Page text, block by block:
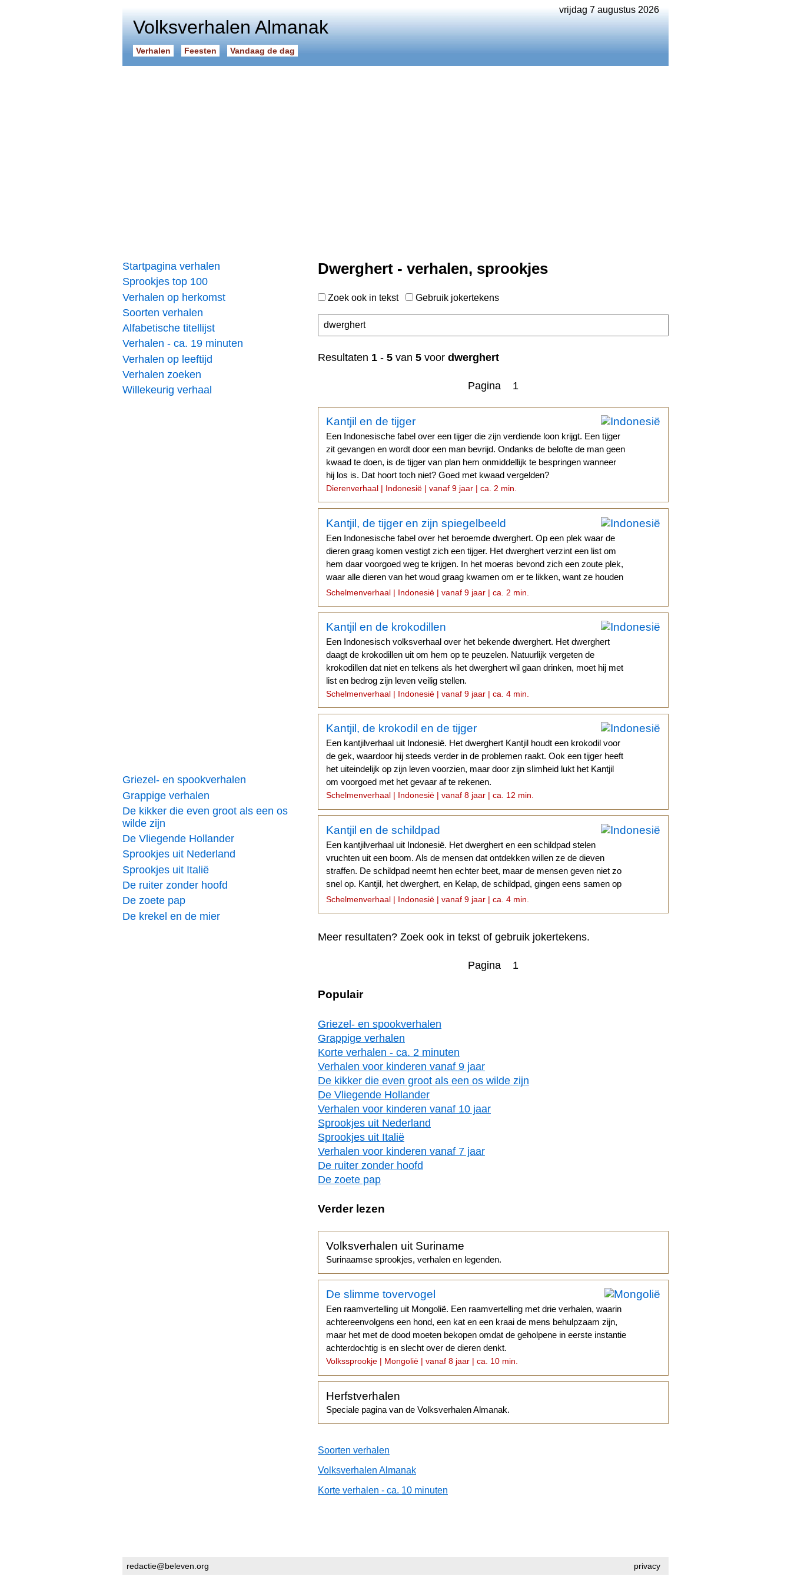
vrijdag 7 augustus 2026
Volksverhalen Almanak
Verhalen Feesten Vandaag de dag
Startpagina verhalen
Sprookjes top 100
Verhalen op herkomst
Soorten verhalen
Alfabetische titellijst
Verhalen - ca. 19 minuten
Verhalen op leeftijd
Verhalen zoeken
Willekeurig verhaal
Griezel- en spookverhalen
Grappige verhalen
De kikker die even groot als een os
wilde zijn
De Vliegende Hollander
Sprookjes uit Nederland
Sprookjes uit Italië
De ruiter zonder hoofd
De zoete pap
De krekel en de mier
Dwerghert - verhalen, sprookjes
Zoek ook in tekst Gebruik jokertekens
Resultaten 1 - 5 van 5 voor dwerghert
Pagina 1
Kantjil en de tijger
Een Indonesische fabel over een tijger die zijn verdiende loon krijgt. Een tijger
zit gevangen en wordt door een man bevrijd. Ondanks de belofte de man geen
kwaad te doen, is de tijger van plan hem onmiddellijk te bespringen wanneer
hij los is. Dat hoort toch niet? Goed met kwaad vergelden?
Dierenverhaal | Indonesië | vanaf 9 jaar | ca. 2 min.
Kantjil, de tijger en zijn spiegelbeeld
Een Indonesische fabel over het beroemde dwerghert. Op een plek waar de
dieren graag komen vestigt zich een tijger. Het dwerghert verzint een list om
hem daar voorgoed weg te krijgen. In het moeras bevond zich een zoute plek,
waar alle dieren van het woud graag kwamen om er te likken, want ze houden
van zout.
Schelmenverhaal | Indonesië | vanaf 9 jaar | ca. 2 min.
Kantjil en de krokodillen
Een Indonesisch volksverhaal over het bekende dwerghert. Het dwerghert
daagt de krokodillen uit om hem op te peuzelen. Natuurlijk vergeten de
krokodillen dat niet en telkens als het dwerghert wil gaan drinken, moet hij met
list en bedrog zijn leven veilig stellen.
Schelmenverhaal | Indonesië | vanaf 9 jaar | ca. 4 min.
Kantjil, de krokodil en de tijger
Een kantjilverhaal uit Indonesië. Het dwerghert Kantjil houdt een krokodil voor
de gek, waardoor hij steeds verder in de problemen raakt. Ook een tijger heeft
het uiteindelijk op zijn leven voorzien, maar door zijn slimheid lukt het Kantjil
om voorgoed met het gevaar af te rekenen.
Schelmenverhaal | Indonesië | vanaf 8 jaar | ca. 12 min.
Kantjil en de schildpad
Een kantjilverhaal uit Indonesië. Het dwerghert en een schildpad stelen
vruchten uit een boom. Als de mensen dat ontdekken willen ze de dieven
straffen. De schildpad neemt hen echter beet, maar de mensen geven niet zo
snel op. Kantjil, het dwerghert, en Kelap, de schildpad, gingen eens samen op
zoek naar voedsel.
Schelmenverhaal | Indonesië | vanaf 9 jaar | ca. 4 min.
Meer resultaten? Zoek ook in tekst of gebruik jokertekens.
Pagina 1
Populair
Griezel- en spookverhalen
Grappige verhalen
Korte verhalen - ca. 2 minuten
Verhalen voor kinderen vanaf 9 jaar
De kikker die even groot als een os wilde zijn
De Vliegende Hollander
Verhalen voor kinderen vanaf 10 jaar
Sprookjes uit Nederland
Sprookjes uit Italië
Verhalen voor kinderen vanaf 7 jaar
De ruiter zonder hoofd
De zoete pap
Verder lezen
Volksverhalen uit Suriname
Surinaamse sprookjes, verhalen en legenden.
De slimme tovervogel
Een raamvertelling uit Mongolië. Een raamvertelling met drie verhalen, waarin
achtereenvolgens een hond, een kat en een kraai de mens behulpzaam zijn,
maar het met de dood moeten bekopen omdat de geholpene in eerste instantie
achterdochtig is en slecht over de dieren denkt.
Volkssprookje | Mongolië | vanaf 8 jaar | ca. 10 min.
Herfstverhalen
Speciale pagina van de Volksverhalen Almanak.
Soorten verhalen
Volksverhalen Almanak
Korte verhalen - ca. 10 minuten
privacy
redactie@beleven.org